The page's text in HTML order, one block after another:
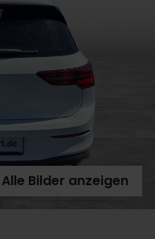
Alle Bilder anzeigen